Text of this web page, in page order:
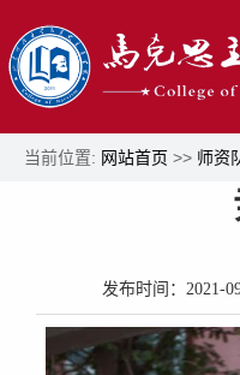
当前位置: 网站首页 >> 师资
>> 正文
发布时间：2021-